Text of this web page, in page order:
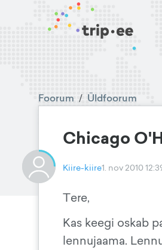
Foorum / Üldfoorum
Chicago
Kiire-kiire1. nov 2010
Tere,
Kas keegi oskab
lennujaama.